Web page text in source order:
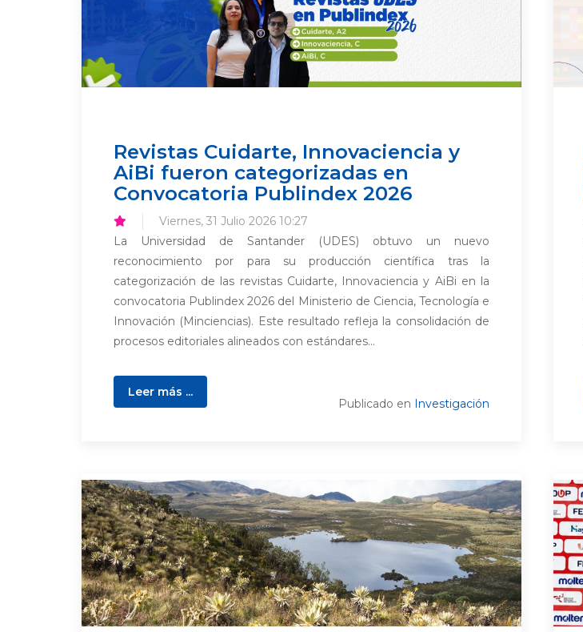
Revistas Cuidarte, Innovaciencia y
AiBi fueron categorizadas en
Convocatoria Publindex 2026
Viernes, 31 Julio 2026 10:27
La Universidad de Santander (UDES) obtuvo un nuevo
reconocimiento por para su producción científica tras la
categorización de las revistas Cuidarte, Innovaciencia y AiBi en la
convocatoria Publindex 2026 del Ministerio de Ciencia, Tecnología e
Innovación (Minciencias). Este resultado refleja la consolidación de
procesos editoriales alineados con estándares...
Leer más ...
Publicado en Investigación